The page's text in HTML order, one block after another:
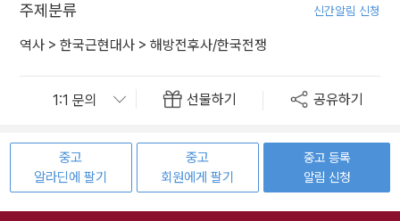
주제분류 신간알림 신청
역사 > 한국근현대사 > 해방전후사/한국전쟁
선물하기 공유하기
중고
알라딘에 팔기
중고
회원에게 팔기
중고 등록
알림 신청